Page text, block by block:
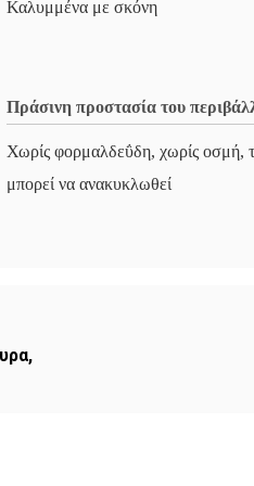
Καλυμμένα με σκόνη
Πράσινη προστασία του
Χωρίς φορμαλδεΰδη, χωρίς οσμή,
μπορεί να ανακυκλωθεί
,